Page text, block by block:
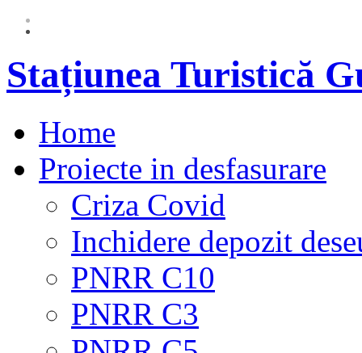
Stațiunea Turistică
Home
Proiecte in desfasurare
Criza Covid
Inchidere depozit
PNRR C10
PNRR C3